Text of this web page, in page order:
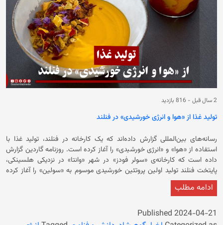
2 سال قبل - 816 بازدید
تولید غذا از «هوا و انرژی خورشیدی» در فنلند
رسانه‌های بین‌المللی گزارش داده‌اند که یک کارخانه در فنلند، تولید غذا با
استفاده از «هوا» و «انرژی خورشیدی» را آغاز کرده است. روزنامه گاردین گزارش
داده است که کارخانه‌ی «سولر فودز» در شهر «وانتا» در نزدیکی هلسینکی،
پایتخت فنلند تولید اولین پروتئین خورشیدی موسوم به «سولین» را آغاز کرده
این شرکت امیدوار است که پروتئین‌‌های تولیدی خود را جایگزین گوشت، پنیر و
ادامه مطلب
Published 2024-04-21